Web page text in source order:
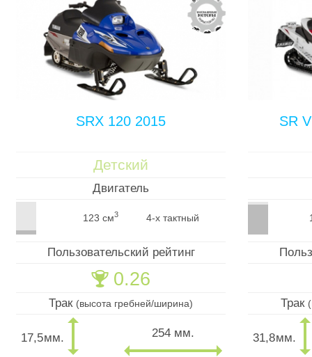
SRX 120 2015
Детский
Двигатель
123 см3 4-х тактный
Пользовательский рейтинг
🏆 0.26
Трак (высота гребней/ширина)
17,5мм. 254 мм.
SR
Трак
31,8мм.